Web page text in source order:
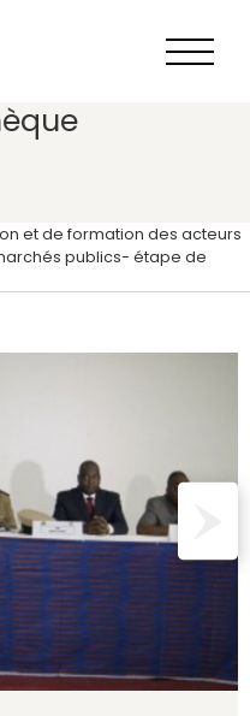
et de formation des acteurs
publics- étape de